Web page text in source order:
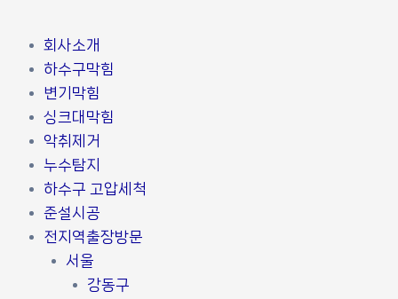
회사소개
하수구막힘
변기막힘
싱크대막힘
악취제거
누수탐지
하수구 고압세척
준설시공
전지역출장방문
서울
강동구